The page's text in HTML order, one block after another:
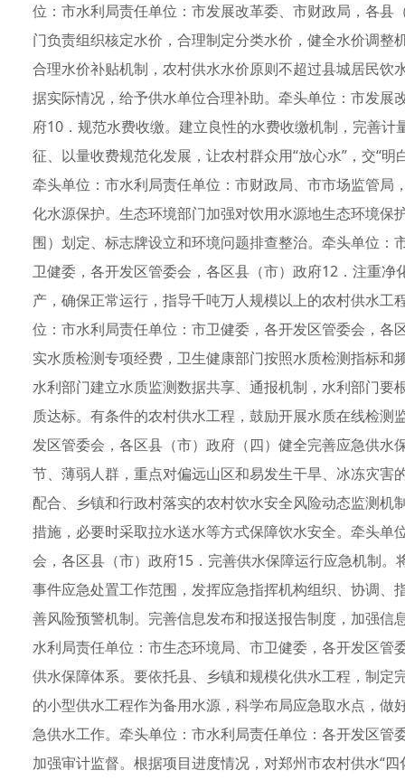
位：市水利局责任单位：市发展改革委、市财政局，各
门负责组织核定水价，合理制定分类水价，健全水价调
合理水价补贴机制，农村供水水价原则不超过县城居民
据实际情况，给予供水单位合理补助。牵头单位：市发
府10．规范水费收缴。建立良性的水费收缴机制，完善
征、以量收费规范化发展，让农村群众用“放心水”，交“
牵头单位：市水利局责任单位：市财政局、市市场监管
化水源保护。生态环境部门加强对饮用水源地生态环境
围）划定、标志牌设立和环境问题排查整治。牵头单位
卫健委，各开发区管委会，各区县（市）政府12．注重
产，确保正常运行，指导千吨万人规模以上的农村供水
位：市水利局责任单位：市卫健委，各开发区管委会，
实水质检测专项经费，卫生健康部门按照水质检测指标
水利部门建立水质监测数据共享、通报机制，水利部门
质达标。有条件的农村供水工程，鼓励开展水质在线检
发区管委会，各区县（市）政府（四）健全完善应急供
节、薄弱人群，重点对偏远山区和易发生干旱、冰冻灾
配合、乡镇和行政村落实的农村饮水安全风险动态监测
措施，必要时采取拉水送水等方式保障饮水安全。牵头
会，各区县（市）政府15．完善供水保障运行应急机制
事件应急处置工作范围，发挥应急指挥机构组织、协调
善风险预警机制。完善信息发布和报送报告制度，加强
水利局责任单位：市生态环境局、市卫健委，各开发区
供水保障体系。要依托县、乡镇和规模化供水工程，制
的小型供水工程作为备用水源，科学布局应急取水点，
急供水工作。牵头单位：市水利局责任单位：各开发区
加强审计监督。根据项目进度情况，对郑州市农村供水“